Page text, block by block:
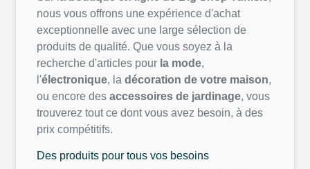
nous vous offrons une expérience d'achat
exceptionnelle avec une large sélection de
produits de qualité . Que vous soyez à la
recherche d'articles pour la mode
l'électronique , la décoration de votre maison
ou encore des accessoires de jardinage vous
trouverez toutce dont vous avez besoin , à des
prix compétitifs
Des produits pour tous vos besoins